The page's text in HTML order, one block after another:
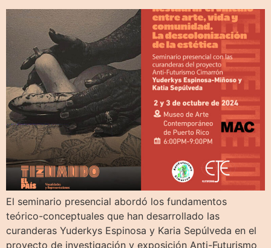
​​El seminario presencial abordó los fundamentos
teórico-conceptuales que han desarrollado las
curanderas Yuderkys Espinosa y Karia Sepúlveda en el
proyecto de investigación y exposición Anti-Futurismo